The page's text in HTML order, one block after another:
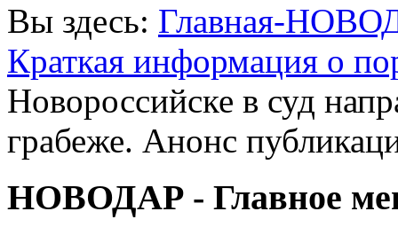
Вы здесь: Главная-
Краткая информация о
Новороссийске в суд
грабеже. Анонс
НОВОДАР - Главное